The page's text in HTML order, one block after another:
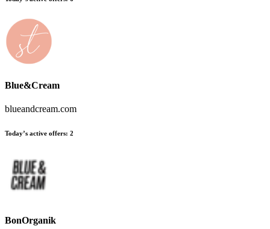
Blue&Cream
blueandcream.com
Today’s active offers: 2
BonOrganik